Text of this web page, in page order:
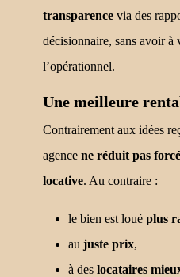
transparence via des
décisionnaire, sans avoir à
l’opérationnel.
Une meilleure
Contrairement aux idées
agence ne réduit pas
locative. Au contraire :
le bien est loué plus
au juste prix,
à des locataires